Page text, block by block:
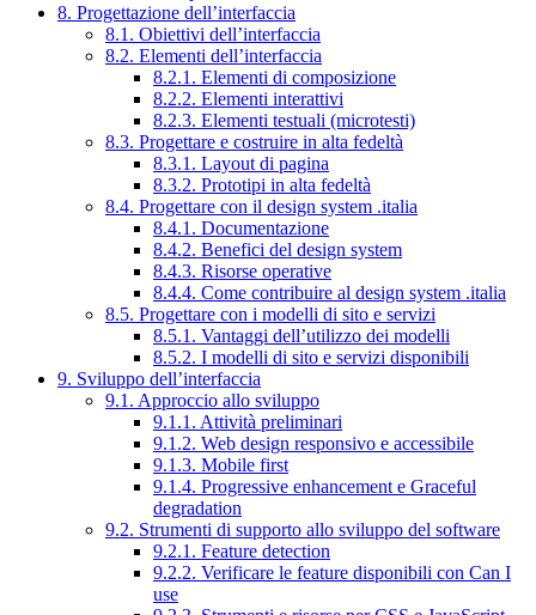
8. Progettazione dell’interfaccia
8.1. Obiettivi dell’interfaccia
8.2. Elementi dell’interfaccia
8.2.1. Elementi di composizione
8.2.2. Elementi interattivi
8.2.3. Elementi testuali (microtesti)
8.3. Progettare e costruire in alta fedeltà
8.3.1. Layout di pagina
8.3.2. Prototipi in alta fedeltà
8.4. Progettare con il design system .italia
8.4.1. Documentazione
8.4.2. Benefici del design system
8.4.3. Risorse operative
8.4.4. Come contribuire al design system .italia
8.5. Progettare con i modelli di sito e servizi
8.5.1. Vantaggi dell’utilizzo dei modelli
8.5.2. I modelli di sito e servizi disponibili
9. Sviluppo dell’interfaccia
9.1. Approccio allo sviluppo
9.1.1. Attività preliminari
9.1.2. Web design responsivo e accessibile
9.1.3. Mobile first
9.1.4. Progressive enhancement e Graceful
degradation
9.2. Strumenti di supporto allo sviluppo del software
9.2.1. Feature detection
9.2.2. Verificare le feature disponibili con Can I
use